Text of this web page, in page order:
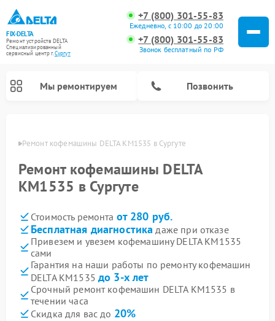
FIX-DELTA
Ремонт устройств DELTA
Специализированный
cервисный центр г.Сургут
+7 (800) 301-55-83
Ежедневно, с 10:00 до 20:00
+7 (800) 301-55-83
Звонок бесплатный по РФ
Мы ремонтируем Позвонить
Ремонт кофемашины DELTA KM1535 в Сургуте
Ремонт кофемашины DELTA
KM1535 в Сургуте
Стоимость ремонта от 280 руб.
Бесплатная диагностика даже при отказе
Привезем и увезем кофемашину DELTA KM1535
сами
Гарантия на наши работы по ремонту кофемашин
DELTA KM1535 до 3-х лет
Срочный ремонт кофемашин DELTA KM1535 в
течении часа
Скидка для вас до 20%